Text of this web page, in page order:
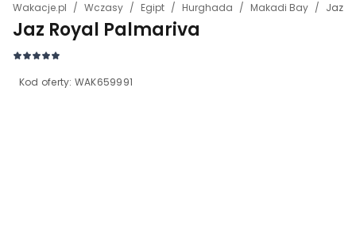
Wakacje.pl Wczasy Egipt Hurghada Makadi Bay Jaz
Jaz Royal Palmariva
Kod oferty: WAK659991